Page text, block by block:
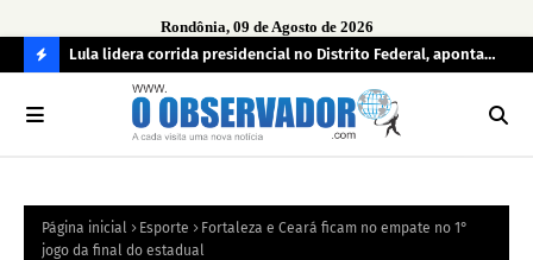
Rondônia, 09 de Agosto de 2026
O
R
Lula lidera corrida presidencial no Distrito Federal, aponta
pesquisa; Flávio Bolsonaro aparece em segundo
Página inicial Esporte
Fortaleza e Ceará ficam no empate no 1°
jogo da final do estadual